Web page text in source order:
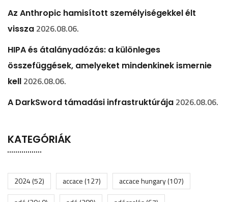
Az Anthropic hamisított személyiségekkel élt
vissza 2026.08.06.
HIPA és átalányadózás: a különleges
összefüggések, amelyeket mindenkinek ismernie
kell 2026.08.06.
A DarkSword támadási infrastruktúrája 2026.08.06.
KATEGÓRIÁK
2024(52) accace(127) accace hungary(107)